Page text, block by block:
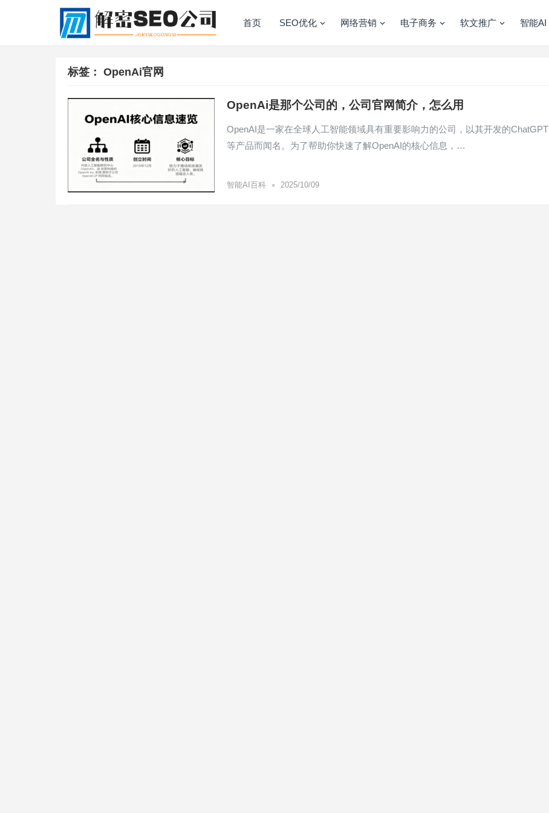
首页 SEO优化 网络营销 电子商务 软文推广 智能AI
标签： OpenAi官网
OpenAi是那个公司的，公司官网简介，怎么用
OpenAI是一家在全球人工智能领域具有重要影响力的公司，以其开发的ChatGPT
等产品而闻名。为了帮助你快速了解OpenAI的核心信息，…
智能AI百科 • 2025/10/09